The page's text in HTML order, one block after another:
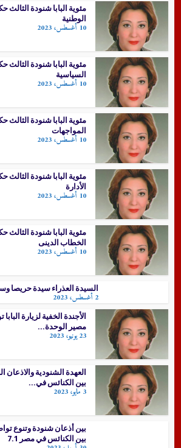
الوطنية
10 أغسطس، 2023
السياسية
10 أغسطس، 2023
المواجهات
10 أغسطس، 2023
الأدارة
10 أغسطس، 2023
الخطاب الدينى
10 أغسطس، 2023
السيدة العذراء سيدة حريصا
2 أغسطس، 2023
الأجندة الخفية لزيارة
مصير الوحدة...
23 يونيو، 2023
العهدة الشنودية والاذعان
بين الكنائس في...
3 مايو، 2023
بين أذعان شنودة وتنوع
بين الكنائس في مصر 7.1